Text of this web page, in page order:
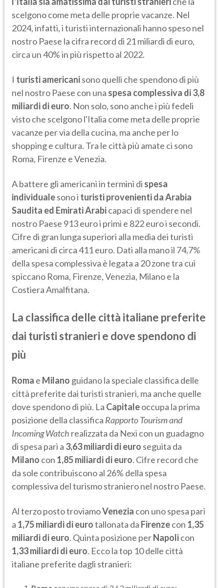
scelgono come meta delle proprie vacanze. Nel
2024, infatti, i turisti internazionali hanno speso nel
nostro Paese la cifra record di 21 miliardi di euro,
circa un 40% in più rispetto al 2022.
I turisti americanisono quelli che spendono di più
nel nostro Paese con una spesa complessiva di 3,8
miliardi di euro. Non solo, sono anche i più fedeli
visto che scelgono l'Italia come meta delle proprie
vacanze per via della cucina, ma anche per lo
shopping e cultura. Tra le città più amate ci sono
Roma, Firenze e Venezia.
A battere gli americani in termini di spesa
individualesono i turisti provenienti da Arabia
Saudita ed Emirati Arabicapaci di spendere nel
nostro Paese 913 euro i primi e 822 euro i secondi.
Cifre di gran lunga superiori alla media dei turisti
americani di circa 411 euro. Dati alla mano il 74,7%
della spesa complessiva è legata a 20 zone tra cui
spiccano Roma, Firenze, Venezia, Milano e la
Costiera Amalfitana.
La classifica delle città italiane preferite
dai turisti stranieri e dove spendono di
più
Roma e Milano guidano la speciale classifica delle
città preferite dai turisti stranieri, ma anche quelle
dove spendono di più. La Capitaleoccupa la prima
posizione della classifica Rapporto Tourism and
Incoming Watch realizzata da Nexi con un guadagno
di spesa pari a 3,63 miliardi di euro seguita da
Milano con 1,85 miliardi di euro. Cifre record che
da sole contribuiscono al 26% della spesa
complessiva del turismo straniero nel nostro Paese.
Al terzo posto troviamoVenezia con uno spesa pari
a 1,75 miliardi di eurotallonata da Firenzecon 1,35
miliardi di euro. Quinta posizione perNapolicon
1,33 miliardi di euro. Ecco la top 10 delle città
italiane preferite dagli stranieri: